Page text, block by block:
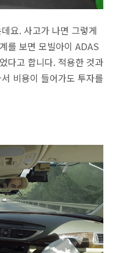
요. 사고가 나면 그렇게
를 보면 모빌아이 ADAS
다고 합니다. 적용한 것과
비용이 들어가도 투자를